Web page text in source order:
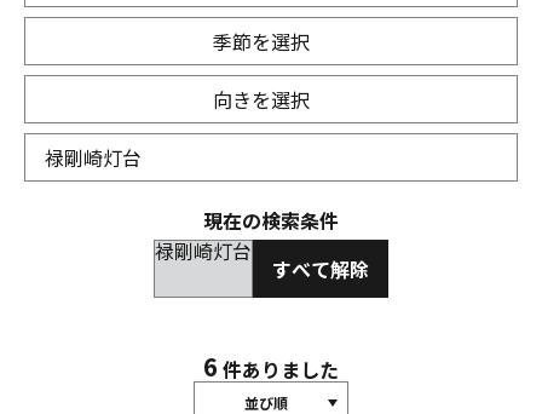
季節を選択
向きを選択
現在の検索条件
禄剛崎灯台
すべて解除
6 件ありました
並び順